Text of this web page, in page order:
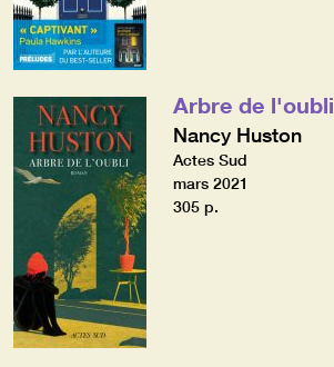
Arbre de l'oubli
Nancy Huston
Actes Sud
mars 2021
305 p.